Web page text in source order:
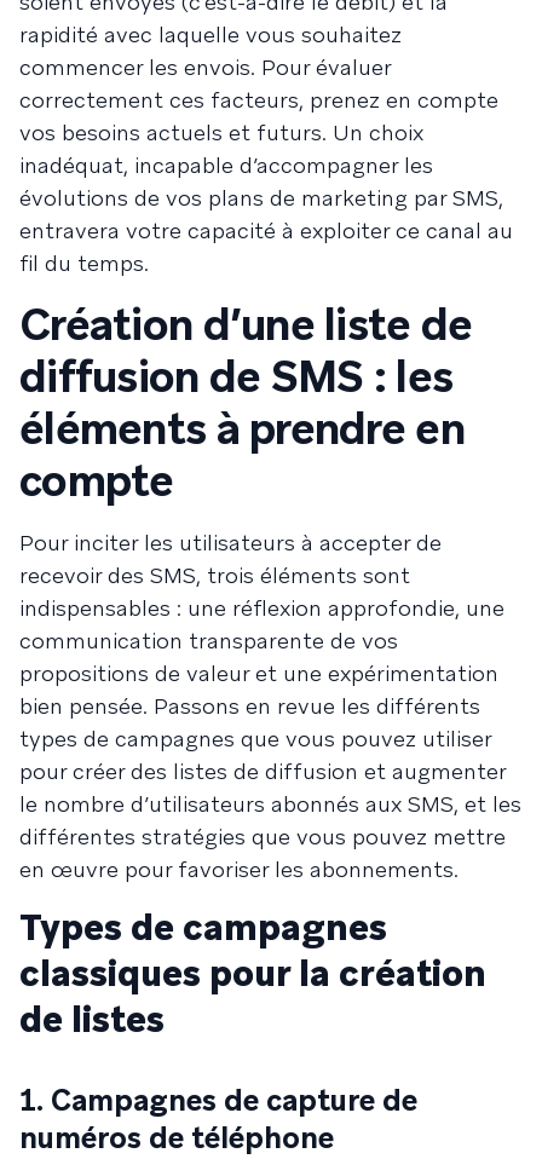
rapidité avec laquelle vous souhaitez
commencer les envois. Pour évaluer
correctement ces facteurs, prenez en compte
vos besoins actuels et futurs. Un choix
inadéquat, incapable d’accompagner les
évolutions de vos plans de marketing par SMS,
entravera votre capacité à exploiter ce canal au
fil du temps.
Création d’une liste de
diffusion de SMS : les
éléments à prendre en
compte
Pour inciter les utilisateurs à accepter de
recevoir des SMS, trois éléments sont
indispensables : une réflexion approfondie, une
communication transparente de vos
propositions de valeur et une expérimentation
bien pensée. Passons en revue les différents
types de campagnes que vous pouvez utiliser
pour créer des listes de diffusion et augmenter
le nombre d’utilisateurs abonnés aux SMS, et les
différentes stratégies que vous pouvez mettre
en œuvre pour favoriser les abonnements.
Types de campagnes
classiques pour la création
de listes
1. Campagnes de capture de
numéros de téléphone